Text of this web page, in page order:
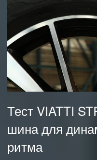
Тест VIATTI
шина для
ритма